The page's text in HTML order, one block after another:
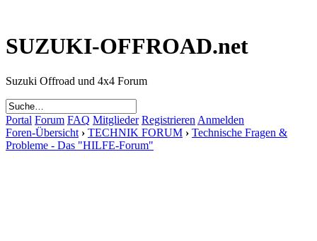
SUZUKI-OFFROAD.net
Suzuki Offroad und 4x4 Forum
Portal Forum FAQ Mitglieder Registrieren Anmelden
Foren-Übersicht › TECHNIK FORUM › Technische Fragen &
Probleme - Das "HILFE-Forum"